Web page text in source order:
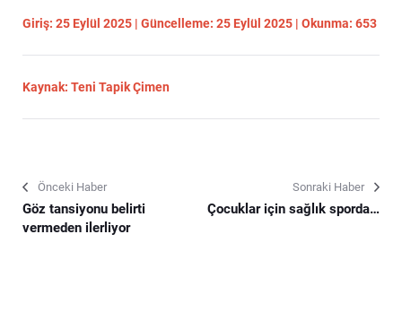
Giriş: 25 Eylül 2025 | Güncelleme: 25 Eylül 2025 | Okunma: 653
Kaynak: Teni Tapik Çimen
Önceki Haber
Göz tansiyonu belirti
vermeden ilerliyor
Sonraki Haber
Çocuklar için sağlık sporda…